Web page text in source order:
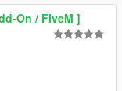
On / FiveM ]